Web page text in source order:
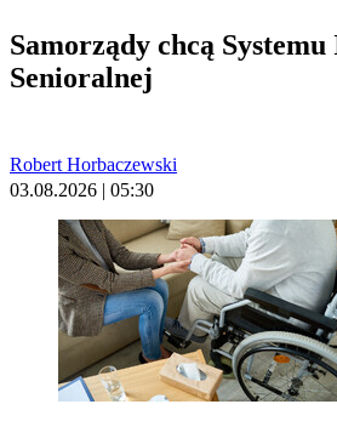
Samorządy chcą
Senioralnej
Robert Horbaczewski
03.08.2026 | 05:30